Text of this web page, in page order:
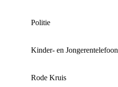
Politie
Kinder- en Jongerentelefoon
Rode Kruis